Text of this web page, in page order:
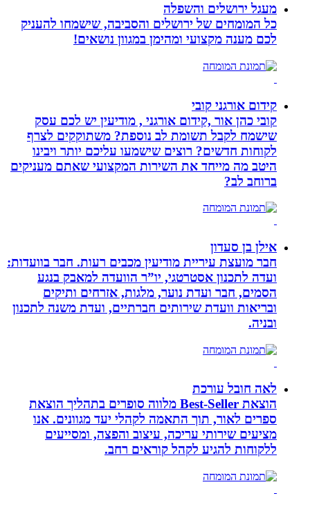
מעגל ירושלים והשפלה
כל המומחים של ירושלים והסביבה, שישמחו להעניק
לכם מענה מקצועי ומהימן במגוון נושאים!
קידום אורגני קובי
קובי כהן אור ,קידום אורגני , מודיעין יש לכם עסק
שישמח לקבל תשומת לב נוספת? משתוקקים לצרף
לקוחות חדשים? רוצים שישמעו עליכם יותר ויבינו
היטב מה מייחד את השירות המקצועי שאתם מעניקים
ברוחב לב?
אילן בן סעדון
חבר מועצת עיריית מודיעין מכבים רעות. חבר בוועדות:
ועדה לתכנון אסטרטגי, יו”ר הוועדה למאבק בנגע
הסמים, חבר ועדת נוער, מלגות, אזרחים ותיקים
ובריאות וועדת שירותים חברתיים, ועדת משנה לתכנון
לאה חובל עורכת
הוצאת Best-Seller מלווה סופרים בתהליך הוצאת
ספרים לאור, תוך התאמה לקהלי יעד מגוונים. אנו
מציעים שירותי עריכה, עיצוב והפצה, ומסייעים
ללקוחות להגיע לקהל קוראים רחב.